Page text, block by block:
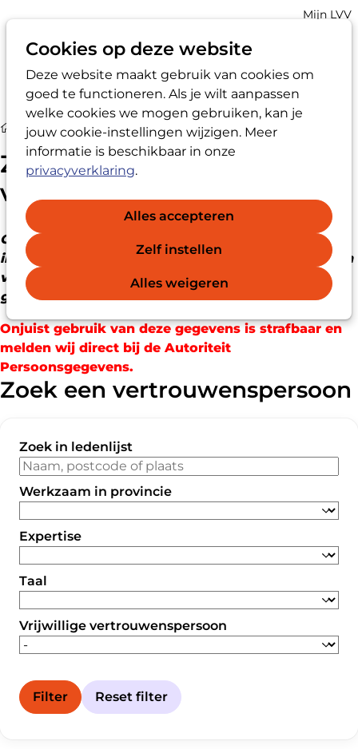
Cookies op deze website
Deze website maakt gebruik van cookies om
goed te functioneren. Als je wilt aanpassen
welke cookies we mogen gebruiken, kan je
jouw cookie-instellingen wijzigen. Meer
informatie is beschikbaar in onze
privacyverklaring.
Alles accepteren
Zelf instellen
Alles weigeren
Zoek
Account
Mijn LVV
Zoek een externe vertrouwens­persoon
Zoek een externe
vertrouwens­persoon
Onderstaande gegevens zijn voor persoonlijk en
individueel gebruik en mogen niet gebruikt worden
voor commerciële doeleinden of voor
groepsverzendingen.
Onjuist gebruik van deze gegevens is strafbaar en
melden wij direct bij de Autoriteit
Persoonsgegevens.
Zoek een vertrouwenspersoon
Zoek in ledenlijst
Werkzaam in provincie
Expertise
Taal
Vrijwillige vertrouwenspersoon
Filter Reset filter